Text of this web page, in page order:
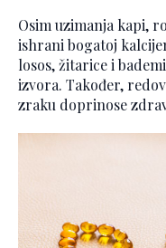
Osim uzimanja kapi,
ishrani bogatoj
losos, žitarice i
izvora. Također,
zraku doprinose